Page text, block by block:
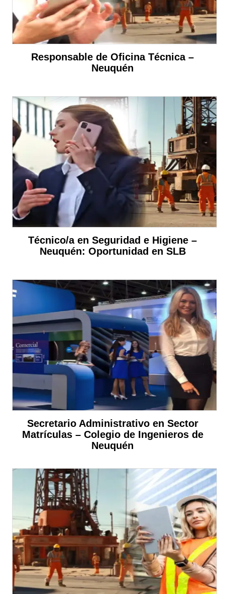
Responsable de Oficina Técnica –
Neuquén
Técnico/a en Seguridad e Higiene –
Neuquén: Oportunidad en SLB
Secretario Administrativo en Sector
Matrículas – Colegio de Ingenieros de
Neuquén